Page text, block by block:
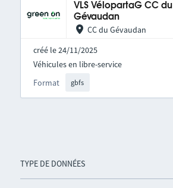
TYPE DE DONNÉES
VLS VélopartaG CC du
Gévaudan
CC du Gévaudan
créé le 24/11/2025
Format gbfs
Véhicules en libre-service